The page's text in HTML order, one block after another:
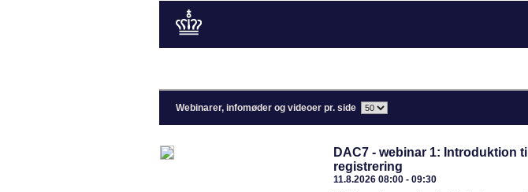
Webinarer, infomøder og videoer pr. side
DAC7 - webinar 1: Introduktion
registrering
11.8.2026 08:00 - 09:30